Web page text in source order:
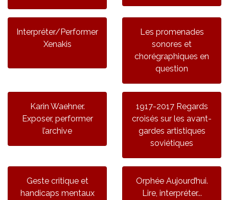
Interpréter/Performer
Xenakis
Les promenades
sonores et
chorégraphiques en
question
Karin Waehner.
Exposer, performer
l’archive
1917-2017 Regards
croisés sur les avant-
gardes artistiques
soviétiques
Geste critique et
handicaps mentaux
Orphée Aujourd’hui.
Lire, interpréter...